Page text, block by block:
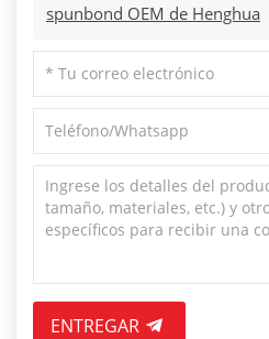
spunbond OEM de Henghua
ENTREGAR